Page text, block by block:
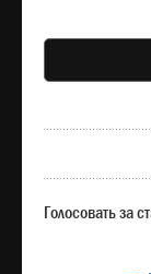
Голосовать за